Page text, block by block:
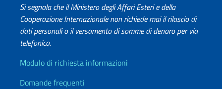
Si segnala che il Ministero degli Affari Esteri e della
Cooperazione Internazionale non richiede mai il rilascio di
dati personali o il versamento di somme di denaro per via
telefonica.
Info utili
Modulo di richiesta informazioni
Domande frequenti